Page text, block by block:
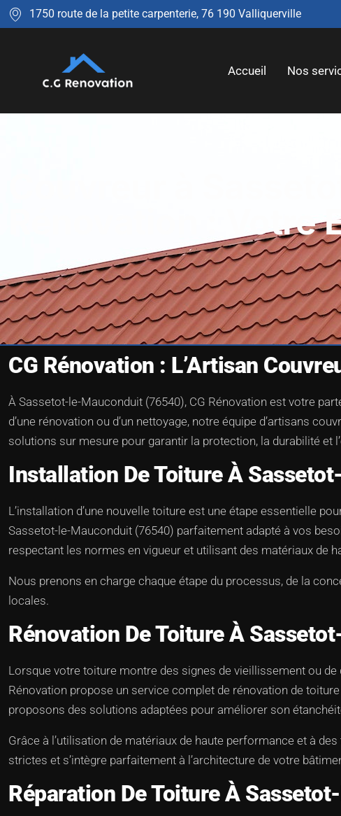
1750 route de la petite carpenterie, 76 190 Valliquerville
Accueil Nos
Couvreur à
Rénovation :
CG Rénovation : L’Artisan
À Sassetot-le-Mauconduit (76540), CG Rénovation est votre
d’une rénovation ou d’un nettoyage, notre équipe d’artisans
solutions sur mesure pour garantir la protection, la durabilité et
Installation De Toiture À
L’installation d’une nouvelle toiture est une étape essentielle
Sassetot-le-Mauconduit (76540) parfaitement adapté à vos
respectant les normes en vigueur et utilisant des matériaux de
Nous prenons en charge chaque étape du processus, de la
locales.
Rénovation De Toiture À
Lorsque votre toiture montre des signes de vieillissement ou
Rénovation propose un service complet de rénovation de
proposons des solutions adaptées pour améliorer son
Grâce à l’utilisation de matériaux de haute performance et à
strictes et s’intègre parfaitement à l’architecture de votre
Réparation De Toiture À